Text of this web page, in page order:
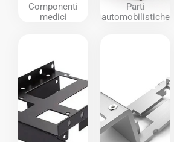
Componenti
medici
Parti
automobilistiche